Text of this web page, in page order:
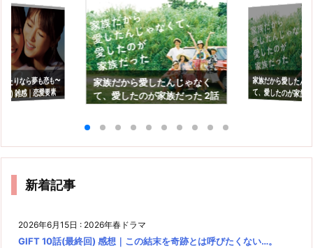
たりなら夢も恋も〜
) 雑感｜恋愛要素
良かったよ…
家族だから愛したんじゃなく
て、愛したのが家族だった 2話
えるようにしたい
家族だから愛したん
て、愛したのが家族だ
感想｜可哀想なのか
新着記事
2026年6月15日 : 2026年春ドラマ
GIFT 10話(最終回) 感想｜この結末を奇跡とは呼びたくない…。